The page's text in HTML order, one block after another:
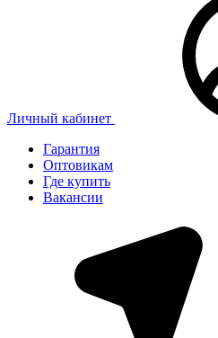
Личный кабинет
Гарантия
Оптовикам
Где купить
Вакансии